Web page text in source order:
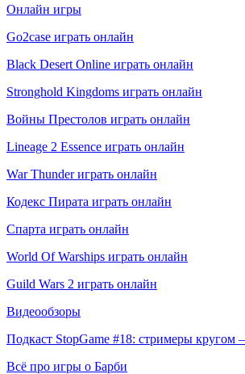
Онлайн игры
Go2case играть онлайн
Black Desert Online играть онлайн
Stronghold Kingdoms играть онлайн
Войны Престолов играть онлайн
Lineage 2 Essence играть онлайн
War Thunder играть онлайн
Кодекс Пирата играть онлайн
Спарта играть онлайн
World Of Warships играть онлайн
Guild Wars 2 играть онлайн
Видеообзоры
Подкаст StopGame #18: стримеры кругом
Всё про игры о Барби